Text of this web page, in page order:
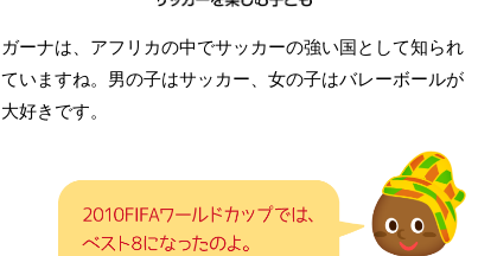
ガーナは、アフリカの中でサッカーの強い国として知られ
ていますね。男の子はサッカー、女の子はバレーボールが
大好きです。